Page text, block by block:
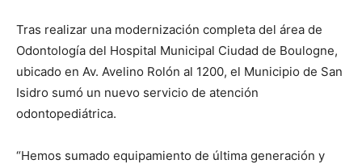
Tras realizar una modernización completa del área de
Odontología del Hospital Municipal Ciudad de Boulogne,
ubicado en Av. Avelino Rolón al 1200, el Municipio de San
Isidro sumó un nuevo servicio de atención
odontopediátrica.
“Hemos sumado equipamiento de última generación y